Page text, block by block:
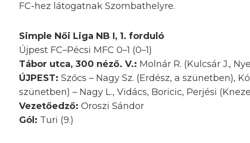
FC-hez látogatnak Szombathelyre.
Simple Női Liga NB I, 1. forduló
Újpest FC–Pécsi MFC 0–1 (0–1)
Tábor utca, 300 néző. V.: Molnár R. (Kulcsár J.,
ÚJPEST:Szőcs – Nagy Sz. (Erdész, a szünetben),
szünetben) – Nagy L., Vidács, Boricic, Perjési
Vezetőedző:Oroszi Sándor
Gól: Turi (9.)